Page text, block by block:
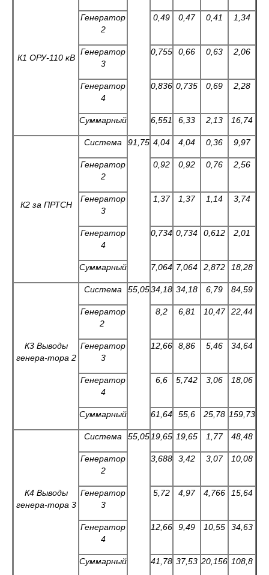
К1 ОРУ-110 кВ
Генератор
2
0,49 0,47 0,41 1,34
Генератор
3
0,755 0,66 0,63 2,06
Генератор
4
0,836 0,735 0,69 2,28
Суммарный 6,551 6,33 2,13 16,74
К2 за ПРТСН
Система 91,75 4,04 4,04 0,36 9,97
Генератор
2
0,92 0,92 0,76 2,56
Генератор
3
1,37 1,37 1,14 3,74
Генератор
4
0,734 0,734 0,612 2,01
Суммарный 7,064 7,064 2,872 18,28
К3 Выводы
генера-тора 2
Система 55,0534,18 34,18 6,79 84,59
Генератор
2
8,2 6,81 10,47 22,44
Генератор
3
12,66 8,86 5,46 34,64
Генератор
4
6,6 5,742 3,06 18,06
Суммарный 61,64 55,6 25,78 159,73
К4 Выводы
генера-тора 3
Система 55,05 19,65 19,65 1,77 48,48
Генератор
2
3,688 3,42 3,07 10,08
Генератор
3
5,72 4,97 4,766 15,64
Генератор
4
12,66 9,49 10,55 34,63
Суммарный 41,78 37,53 20,156 108,8